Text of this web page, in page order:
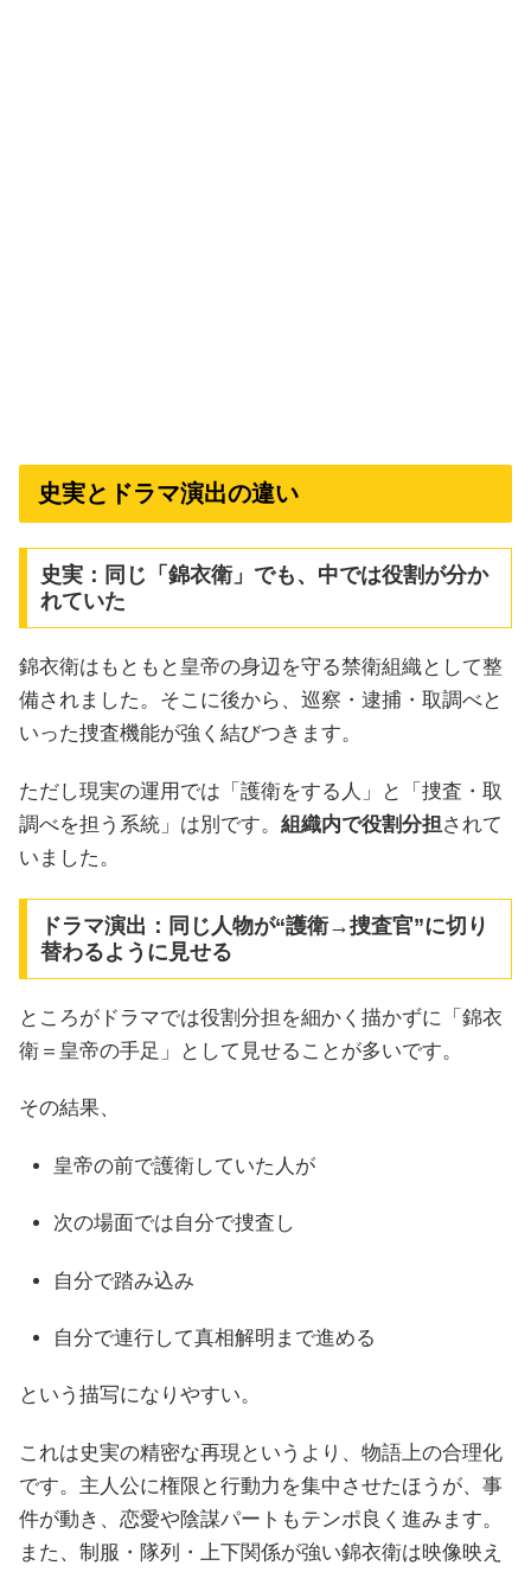
史実とドラマ演出の違い
史実：同じ「錦衣衛」でも、中では役割が分か
れていた
錦衣衛はもともと皇帝の身辺を守る禁衛組織として整
備されました。そこに後から、巡察・逮捕・取調べと
いった捜査機能が強く結びつきます。
ただし現実の運用では「護衛をする人」と「捜査・取
調べを担う系統」は別です。 組織内で役割分担されて
いました。
ドラマ演出：同じ人物が“護衛→捜査官”に切り
替わるように見せる
ところがドラマでは役割分担を細かく描かずに「錦衣
衛＝皇帝の手足」として見せることが多いです。
その結果、
皇帝の前で護衛していた人が
次の場面では自分で捜査し
自分で踏み込み
自分で連行して真相解明まで進める
という描写になりやすい。
これは史実の精密な再現というより、物語上の合理化
です。主人公に権限と行動力を集中させたほうが、事
件が動き、恋愛や陰謀パートもテンポ良く進みます。
また、制服・隊列・上下関係が強い錦衣衛は映像映え